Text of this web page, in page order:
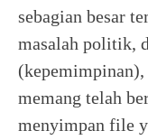
sebagian besar
masalah politik,
(kepemimpinan),
memang telah
menyimpan file